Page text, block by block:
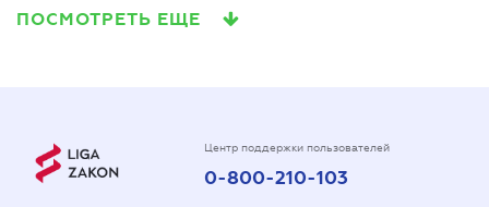
ПОСМОТРЕТЬ ЕЩЕ
Центр поддержки пользователей
0-800-210-103